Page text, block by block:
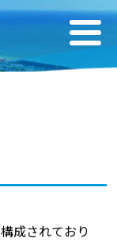
成されており